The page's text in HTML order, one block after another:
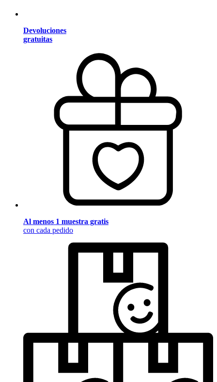
Devoluciones
gratuitas
Al menos 1 muestra gratis
con cada pedido